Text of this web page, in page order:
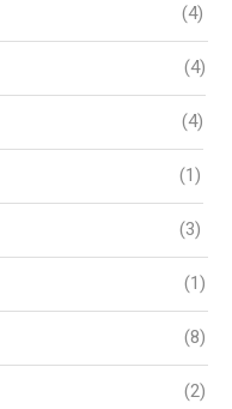
(4)
(4)
(4)
(1)
(3)
(1)
(8)
(2)